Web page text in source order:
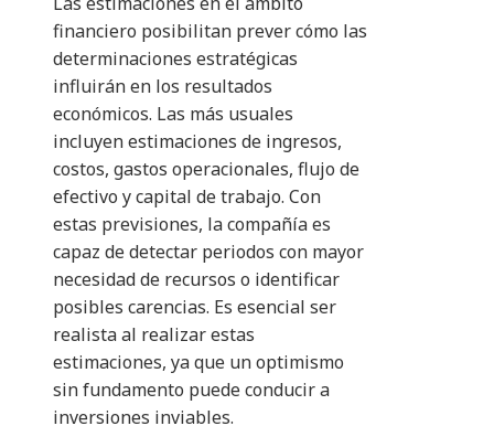
financiero posibilitan prever cómo las
determinaciones estratégicas
influirán en los resultados
económicos. Las más usuales
incluyen estimaciones de ingresos,
costos, gastos operacionales, flujo de
efectivo y capital de trabajo. Con
estas previsiones, la compañía es
capaz de detectar periodos con mayor
necesidad de recursos o identificar
posibles carencias. Es esencial ser
realista al realizar estas
estimaciones, ya que un optimismo
sin fundamento puede conducir a
inversiones inviables.